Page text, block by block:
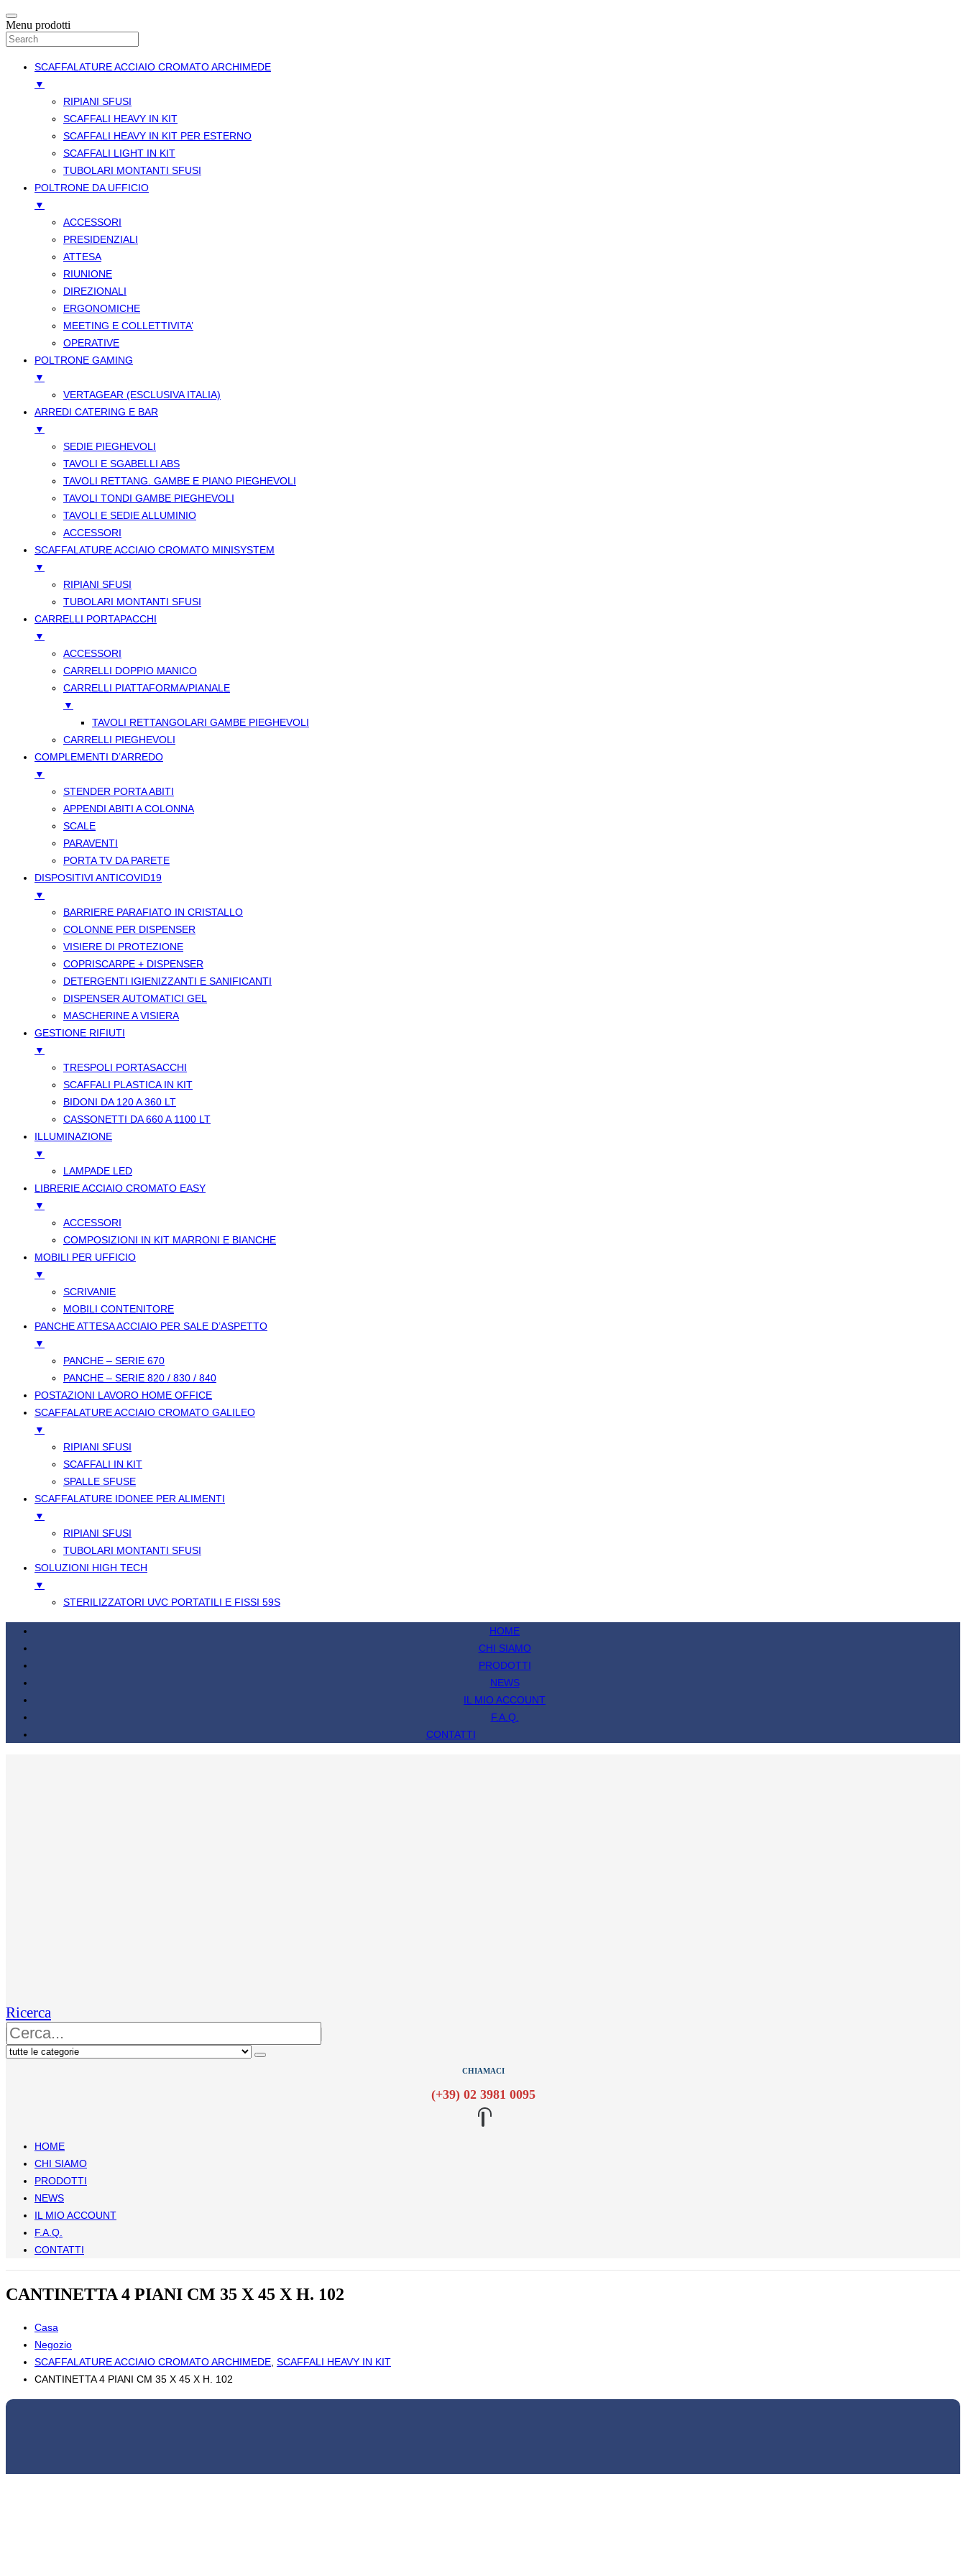
Menu prodotti
SCAFFALATURE ACCIAIO CROMATO ARCHIMEDE
▼
RIPIANI SFUSI
SCAFFALI HEAVY IN KIT
SCAFFALI HEAVY IN KIT PER ESTERNO
SCAFFALI LIGHT IN KIT
TUBOLARI MONTANTI SFUSI
POLTRONE DA UFFICIO
▼
ACCESSORI
PRESIDENZIALI
ATTESA
RIUNIONE
DIREZIONALI
ERGONOMICHE
MEETING E COLLETTIVITA’
OPERATIVE
POLTRONE GAMING
▼
VERTAGEAR (ESCLUSIVA ITALIA)
ARREDI CATERING E BAR
▼
SEDIE PIEGHEVOLI
TAVOLI E SGABELLI ABS
TAVOLI RETTANG. GAMBE E PIANO PIEGHEVOLI
TAVOLI TONDI GAMBE PIEGHEVOLI
TAVOLI E SEDIE ALLUMINIO
ACCESSORI
SCAFFALATURE ACCIAIO CROMATO MINISYSTEM
▼
RIPIANI SFUSI
TUBOLARI MONTANTI SFUSI
CARRELLI PORTAPACCHI
▼
ACCESSORI
CARRELLI DOPPIO MANICO
CARRELLI PIATTAFORMA/PIANALE
▼
TAVOLI RETTANGOLARI GAMBE PIEGHEVOLI
CARRELLI PIEGHEVOLI
COMPLEMENTI D’ARREDO
▼
STENDER PORTA ABITI
APPENDI ABITI A COLONNA
SCALE
PARAVENTI
PORTA TV DA PARETE
DISPOSITIVI ANTICOVID19
▼
BARRIERE PARAFIATO IN CRISTALLO
COLONNE PER DISPENSER
VISIERE DI PROTEZIONE
COPRISCARPE + DISPENSER
DETERGENTI IGIENIZZANTI E SANIFICANTI
DISPENSER AUTOMATICI GEL
MASCHERINE A VISIERA
GESTIONE RIFIUTI
▼
TRESPOLI PORTASACCHI
SCAFFALI PLASTICA IN KIT
BIDONI DA 120 A 360 LT
CASSONETTI DA 660 A 1100 LT
ILLUMINAZIONE
▼
LAMPADE LED
LIBRERIE ACCIAIO CROMATO EASY
▼
ACCESSORI
COMPOSIZIONI IN KIT MARRONI E BIANCHE
MOBILI PER UFFICIO
▼
SCRIVANIE
MOBILI CONTENITORE
PANCHE ATTESA ACCIAIO PER SALE D’ASPETTO
▼
PANCHE – SERIE 670
PANCHE – SERIE 820 / 830 / 840
POSTAZIONI LAVORO HOME OFFICE
SCAFFALATURE ACCIAIO CROMATO GALILEO
▼
RIPIANI SFUSI
SCAFFALI IN KIT
SPALLE SFUSE
SCAFFALATURE IDONEE PER ALIMENTI
▼
RIPIANI SFUSI
TUBOLARI MONTANTI SFUSI
SOLUZIONI HIGH TECH
▼
STERILIZZATORI UVC PORTATILI E FISSI 59S
HOME
CHI SIAMO
PRODOTTI
NEWS
IL MIO ACCOUNT
F.A.Q.
CONTATTI
Ricerca
CHIAMACI
(+39) 02 3981 0095
HOME
CHI SIAMO
PRODOTTI
NEWS
IL MIO ACCOUNT
F.A.Q.
CONTATTI
CANTINETTA 4 PIANI CM 35 X 45 X H. 102
Casa
Negozio
SCAFFALATURE ACCIAIO CROMATO ARCHIMEDE SCAFFALI HEAVY IN KIT
CANTINETTA 4 PIANI CM 35 X 45 X H. 102